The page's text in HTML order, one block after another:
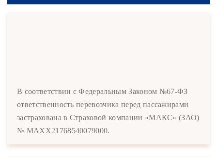
В соответствии с Федеральным Законом №67-ФЗ
ответственность перевозчика перед пассажирами
застрахована в Страховой компании «МАКС» (ЗАО)
№ MAXX21768540079000.